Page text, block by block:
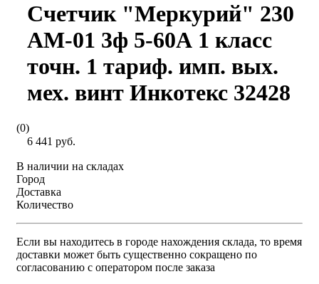
Счетчик "Меркурий" 230
AM-01 3ф 5-60А 1 класс
точн. 1 тариф. имп. вых.
мех. винт Инкотекс 32428
(0)
6 441 руб.
В наличии на складах
Город
Доставка
Количество
Если вы находитесь в городе нахождения склада, то время
доставки может быть существенно сокращено по
согласованию с оператором после заказа